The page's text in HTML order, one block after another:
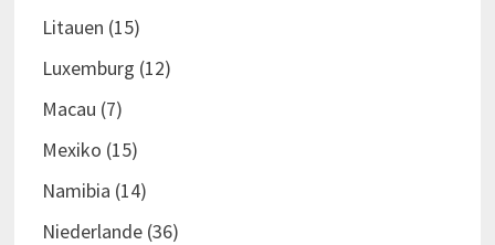
Litauen (15)
Luxemburg (12)
Macau (7)
Mexiko (15)
Namibia (14)
Niederlande(36)